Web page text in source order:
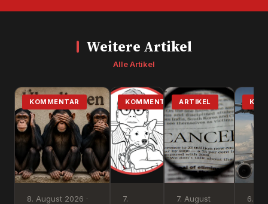
Weitere Artikel
Alle Artikel
KOMMENTAR
8. August 2026 ·
KOMMENTAR
7.
ARTIKEL
7. August
6.